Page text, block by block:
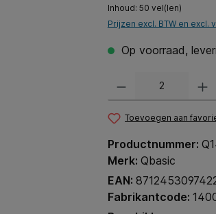
Inhoud: 50 vel(len)
Prijzen excl. BTW en excl.
Op voorraad,
Toevoegen aan
Productnummer:
Merk: Qbasic
EAN:
Fabrikantcode: